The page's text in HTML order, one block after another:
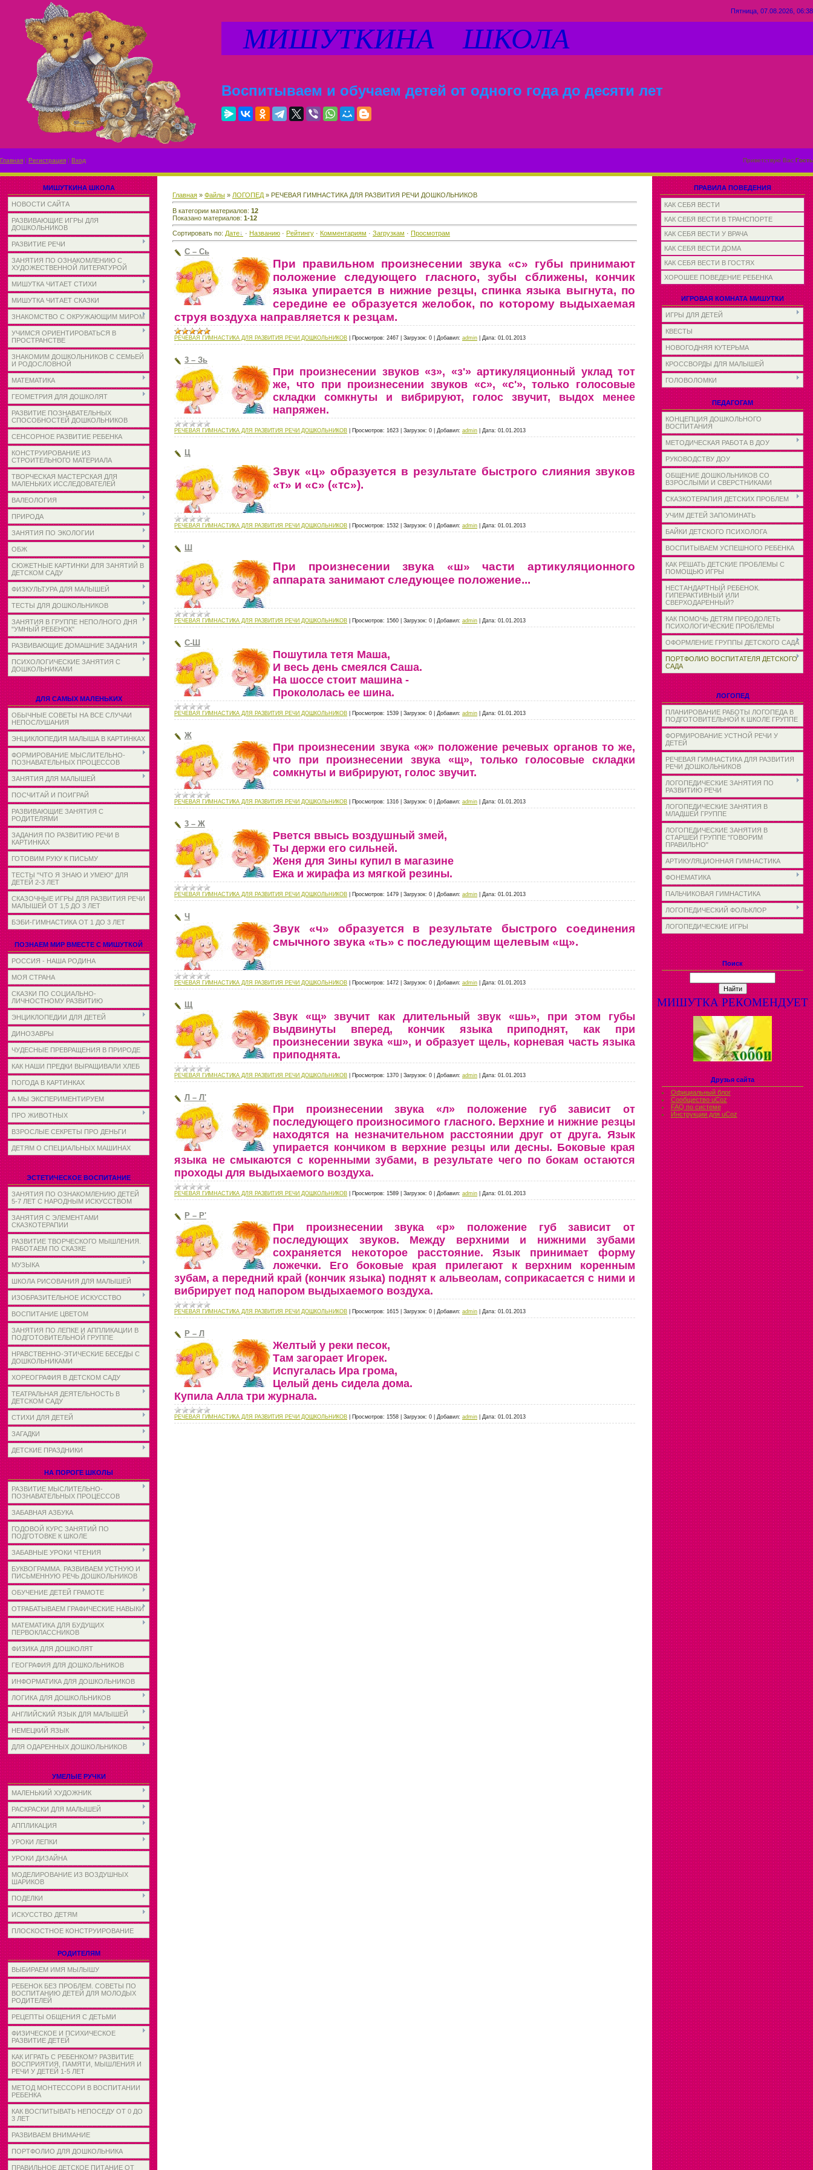
Пятница, 07.08.2026, 06:38
МИШУТКИНА ШКОЛА
Воспитываем и обучаем детей от одного года до десяти лет
Главная | Регистрация | Вход Приветствую Вас Гость
МИШУТКИНА ШКОЛА
НОВОСТИ САЙТА
РАЗВИВАЮЩИЕ ИГРЫ ДЛЯ
ДОШКОЛЬНИКОВ
РАЗВИТИЕ РЕЧИ
ЗАНЯТИЯ ПО ОЗНАКОМЛЕНИЮ С
ХУДОЖЕСТВЕННОЙ ЛИТЕРАТУРОЙ
МИШУТКА ЧИТАЕТ СТИХИ
МИШУТКА ЧИТАЕТ СКАЗКИ
ЗНАКОМСТВО С ОКРУЖАЮЩИМ МИРОМ
УЧИМСЯ ОРИЕНТИРОВАТЬСЯ В
ПРОСТРАНСТВЕ
ЗНАКОМИМ ДОШКОЛЬНИКОВ С СЕМЬЕЙ
И РОДОСЛОВНОЙ
МАТЕМАТИКА
ГЕОМЕТРИЯ ДЛЯ ДОШКОЛЯТ
РАЗВИТИЕ ПОЗНАВАТЕЛЬНЫХ
СПОСОБНОСТЕЙ ДОШКОЛЬНИКОВ
СЕНСОРНОЕ РАЗВИТИЕ РЕБЕНКА
КОНСТРУИРОВАНИЕ ИЗ
СТРОИТЕЛЬНОГО МАТЕРИАЛА
ТВОРЧЕСКАЯ МАСТЕРСКАЯ ДЛЯ
МАЛЕНЬКИХ ИССЛЕДОВАТЕЛЕЙ
ВАЛЕОЛОГИЯ
ПРИРОДА
ЗАНЯТИЯ ПО ЭКОЛОГИИ
ОБЖ
СЮЖЕТНЫЕ КАРТИНКИ ДЛЯ ЗАНЯТИЙ В
ДЕТСКОМ САДУ
ФИЗКУЛЬТУРА ДЛЯ МАЛЫШЕЙ
ТЕСТЫ ДЛЯ ДОШКОЛЬНИКОВ
ЗАНЯТИЯ В ГРУППЕ НЕПОЛНОГО ДНЯ
"УМНЫЙ РЕБЕНОК"
РАЗВИВАЮЩИЕ ДОМАШНИЕ ЗАДАНИЯ
ПСИХОЛОГИЧЕСКИЕ ЗАНЯТИЯ С
ДОШКОЛЬНИКАМИ
ДЛЯ САМЫХ МАЛЕНЬКИХ
ОБЫЧНЫЕ СОВЕТЫ НА ВСЕ СЛУЧАИ
НЕПОСЛУШАНИЯ
ЭНЦИКЛОПЕДИЯ МАЛЫША В КАРТИНКАХ
ФОРМИРОВАНИЕ МЫСЛИТЕЛЬНО-
ПОЗНАВАТЕЛЬНЫХ ПРОЦЕССОВ
ЗАНЯТИЯ ДЛЯ МАЛЫШЕЙ
ПОСЧИТАЙ И ПОИГРАЙ
РАЗВИВАЮЩИЕ ЗАНЯТИЯ С
РОДИТЕЛЯМИ
ЗАДАНИЯ ПО РАЗВИТИЮ РЕЧИ В
КАРТИНКАХ
ГОТОВИМ РУКУ К ПИСЬМУ
ТЕСТЫ "ЧТО Я ЗНАЮ И УМЕЮ" ДЛЯ
ДЕТЕЙ 2-3 ЛЕТ
СКАЗОЧНЫЕ ИГРЫ ДЛЯ РАЗВИТИЯ РЕЧИ
МАЛЫШЕЙ ОТ 1,5 ДО 3 ЛЕТ
БЭБИ-ГИМНАСТИКА ОТ 1 ДО 3 ЛЕТ
ПОЗНАЕМ МИР ВМЕСТЕ С МИШУТКОЙ
РОССИЯ - НАША РОДИНА
МОЯ СТРАНА
СКАЗКИ ПО СОЦИАЛЬНО-
ЛИЧНОСТНОМУ РАЗВИТИЮ
ЭНЦИКЛОПЕДИИ ДЛЯ ДЕТЕЙ
ДИНОЗАВРЫ
ЧУДЕСНЫЕ ПРЕВРАЩЕНИЯ В ПРИРОДЕ
КАК НАШИ ПРЕДКИ ВЫРАЩИВАЛИ ХЛЕБ
ПОГОДА В КАРТИНКАХ
А МЫ ЭКСПЕРИМЕНТИРУЕМ
ПРО ЖИВОТНЫХ
ВЗРОСЛЫЕ СЕКРЕТЫ ПРО ДЕНЬГИ
ДЕТЯМ О СПЕЦИАЛЬНЫХ МАШИНАХ
ЭСТЕТИЧЕСКОЕ ВОСПИТАНИЕ
ЗАНЯТИЯ ПО ОЗНАКОМЛЕНИЮ ДЕТЕЙ
5-7 ЛЕТ С НАРОДНЫМ ИСКУССТВОМ
ЗАНЯТИЯ С ЭЛЕМЕНТАМИ
СКАЗКОТЕРАПИИ
РАЗВИТИЕ ТВОРЧЕСКОГО МЫШЛЕНИЯ.
РАБОТАЕМ ПО СКАЗКЕ
МУЗЫКА
ШКОЛА РИСОВАНИЯ ДЛЯ МАЛЫШЕЙ
ИЗОБРАЗИТЕЛЬНОЕ ИСКУССТВО
ВОСПИТАНИЕ ЦВЕТОМ
ЗАНЯТИЯ ПО ЛЕПКЕ И АППЛИКАЦИИ В
ПОДГОТОВИТЕЛЬНОЙ ГРУППЕ
НРАВСТВЕННО-ЭТИЧЕСКИЕ БЕСЕДЫ С
ДОШКОЛЬНИКАМИ
ХОРЕОГРАФИЯ В ДЕТСКОМ САДУ
ТЕАТРАЛЬНАЯ ДЕЯТЕЛЬНОСТЬ В
ДЕТСКОМ САДУ
СТИХИ ДЛЯ ДЕТЕЙ
ЗАГАДКИ
ДЕТСКИЕ ПРАЗДНИКИ
НА ПОРОГЕ ШКОЛЫ
РАЗВИТИЕ МЫСЛИТЕЛЬНО-
ПОЗНАВАТЕЛЬНЫХ ПРОЦЕССОВ
ЗАБАВНАЯ АЗБУКА
ГОДОВОЙ КУРС ЗАНЯТИЙ ПО
ПОДГОТОВКЕ К ШКОЛЕ
ЗАБАВНЫЕ УРОКИ ЧТЕНИЯ
БУКВОГРАММА. РАЗВИВАЕМ УСТНУЮ И
ПИСЬМЕННУЮ РЕЧЬ ДОШКОЛЬНИКОВ
ОБУЧЕНИЕ ДЕТЕЙ ГРАМОТЕ
ОТРАБАТЫВАЕМ ГРАФИЧЕСКИЕ НАВЫКИ
МАТЕМАТИКА ДЛЯ БУДУЩИХ
ПЕРВОКЛАССНИКОВ
ФИЗИКА ДЛЯ ДОШКОЛЯТ
ГЕОГРАФИЯ ДЛЯ ДОШКОЛЬНИКОВ
ИНФОРМАТИКА ДЛЯ ДОШКОЛЬНИКОВ
ЛОГИКА ДЛЯ ДОШКОЛЬНИКОВ
АНГЛИЙСКИЙ ЯЗЫК ДЛЯ МАЛЫШЕЙ
НЕМЕЦКИЙ ЯЗЫК
ДЛЯ ОДАРЕННЫХ ДОШКОЛЬНИКОВ
УМЕЛЫЕ РУЧКИ
МАЛЕНЬКИЙ ХУДОЖНИК
РАСКРАСКИ ДЛЯ МАЛЫШЕЙ
АППЛИКАЦИЯ
УРОКИ ЛЕПКИ
УРОКИ ДИЗАЙНА
МОДЕЛИРОВАНИЕ ИЗ ВОЗДУШНЫХ
ШАРИКОВ
ПОДЕЛКИ
ИСКУССТВО ДЕТЯМ
ПЛОСКОСТНОЕ КОНСТРУИРОВАНИЕ
РОДИТЕЛЯМ
ВЫБИРАЕМ ИМЯ МЫЛЫШУ
РЕБЕНОК БЕЗ ПРОБЛЕМ. СОВЕТЫ ПО
ВОСПИТАНИЮ ДЕТЕЙ ДЛЯ МОЛОДЫХ
РОДИТЕЛЕЙ
РЕЦЕПТЫ ОБЩЕНИЯ С ДЕТЬМИ
ФИЗИЧЕСКОЕ И ПСИХИЧЕСКОЕ
РАЗВИТИЕ ДЕТЕЙ
КАК ИГРАТЬ С РЕБЕНКОМ? РАЗВИТИЕ
ВОСПРИЯТИЯ, ПАМЯТИ, МЫШЛЕНИЯ И
РЕЧИ У ДЕТЕЙ 1-5 ЛЕТ
МЕТОД МОНТЕССОРИ В ВОСПИТАНИИ
РЕБЕНКА
КАК ВОСПИТЫВАТЬ НЕПОСЕДУ ОТ 0 ДО
3 ЛЕТ
РАЗВИВАЕМ ВНИМАНИЕ
ПОРТФОЛИО ДЛЯ ДОШКОЛЬНИКА
ПРАВИЛЬНОЕ ДЕТСКОЕ ПИТАНИЕ ОТ
Главная » Файлы » ЛОГОПЕД » РЕЧЕВАЯ ГИМНАСТИКА ДЛЯ РАЗВИТИЯ РЕЧИ ДОШКОЛЬНИКОВ
В категории материалов: 12
Показано материалов: 1-12
Сортировать по: Дате · Названию · Рейтингу · Комментариям · Загрузкам · Просмотрам
С – Сь
При правильном произнесении звука «с» губы принимают
положение следующего гласного, зубы сближены, кончик
языка упирается в нижние резцы, спинка языка выгнута, по
середине ее образуется желобок, по которому выдыхаемая
струя воздуха направляется к резцам.
РЕЧЕВАЯ ГИМНАСТИКА ДЛЯ РАЗВИТИЯ РЕЧИ ДОШКОЛЬНИКОВ Просмотров: 2467 Загрузок: 0 Добавил: admin Дата: 01.01.2013
3 – Зь
При произнесении звуков «з», «з'» артикуляционный уклад тот
же, что при произнесении звуков «с», «с'», только голосовые
складки сомкнуты и вибрируют, голос звучит, выдох менее
напряжен.
РЕЧЕВАЯ ГИМНАСТИКА ДЛЯ РАЗВИТИЯ РЕЧИ ДОШКОЛЬНИКОВ Просмотров: 1623 Загрузок: 0 Добавил: admin Дата: 01.01.2013
Ц
Звук «ц» образуется в результате быстрого слияния звуков
«т» и «с» («тс»).
РЕЧЕВАЯ ГИМНАСТИКА ДЛЯ РАЗВИТИЯ РЕЧИ ДОШКОЛЬНИКОВ Просмотров: 1532 Загрузок: 0 Добавил: admin Дата: 01.01.2013
Ш
При произнесении звука «ш» части артикуляционного
аппарата занимают следующее положение...
РЕЧЕВАЯ ГИМНАСТИКА ДЛЯ РАЗВИТИЯ РЕЧИ ДОШКОЛЬНИКОВ Просмотров: 1560 Загрузок: 0 Добавил: admin Дата: 01.01.2013
С-Ш
Пошутила тетя Маша,
И весь день смеялся Саша.
На шоссе стоит машина -
Прокололась ее шина.
РЕЧЕВАЯ ГИМНАСТИКА ДЛЯ РАЗВИТИЯ РЕЧИ ДОШКОЛЬНИКОВ Просмотров: 1539 Загрузок: 0 Добавил: admin Дата: 01.01.2013
Ж
При произнесении звука «ж» положение речевых органов то же,
что при произнесении звука «щ», только голосовые складки
сомкнуты и вибрируют, голос звучит.
РЕЧЕВАЯ ГИМНАСТИКА ДЛЯ РАЗВИТИЯ РЕЧИ ДОШКОЛЬНИКОВ Просмотров: 1316 Загрузок: 0 Добавил: admin Дата: 01.01.2013
3 – Ж
Рвется ввысь воздушный змей,
Ты держи его сильней.
Женя для Зины купил в магазине
Ежа и жирафа из мягкой резины.
РЕЧЕВАЯ ГИМНАСТИКА ДЛЯ РАЗВИТИЯ РЕЧИ ДОШКОЛЬНИКОВ Просмотров: 1479 Загрузок: 0 Добавил: admin Дата: 01.01.2013
Ч
Звук «ч» образуется в результате быстрого соединения
смычного звука «ть» с последующим щелевым «щ».
РЕЧЕВАЯ ГИМНАСТИКА ДЛЯ РАЗВИТИЯ РЕЧИ ДОШКОЛЬНИКОВ Просмотров: 1472 Загрузок: 0 Добавил: admin Дата: 01.01.2013
Щ
Звук «щ» звучит как длительный звук «шь», при этом губы
выдвинуты вперед, кончик языка приподнят, как при
произнесении звука «ш», и образует щель, корневая часть языка
приподнята.
РЕЧЕВАЯ ГИМНАСТИКА ДЛЯ РАЗВИТИЯ РЕЧИ ДОШКОЛЬНИКОВ Просмотров: 1370 Загрузок: 0 Добавил: admin Дата: 01.01.2013
Л – Л'
При произнесении звука «л» положение губ зависит от
последующего произносимого гласного. Верхние и нижние резцы
находятся на незначительном расстоянии друг от друга. Язык
упирается кончиком в верхние резцы или десны. Боковые края
языка не смыкаются с коренными зубами, в результате чего по бокам остаются
проходы для выдыхаемого воздуха.
РЕЧЕВАЯ ГИМНАСТИКА ДЛЯ РАЗВИТИЯ РЕЧИ ДОШКОЛЬНИКОВ Просмотров: 1589 Загрузок: 0 Добавил: admin Дата: 01.01.2013
Р – Р'
При произнесении звука «р» положение губ зависит от
последующих звуков. Между верхними и нижними зубами
сохраняется некоторое расстояние. Язык принимает форму
ложечки. Его боковые края прилегают к верхним коренным
зубам, а передний край (кончик языка) поднят к альвеолам, соприкасается с ними и
вибрирует под напором выдыхаемого воздуха.
РЕЧЕВАЯ ГИМНАСТИКА ДЛЯ РАЗВИТИЯ РЕЧИ ДОШКОЛЬНИКОВ Просмотров: 1615 Загрузок: 0 Добавил: admin Дата: 01.01.2013
Р – Л
Желтый у реки песок,
Там загорает Игорек.
Испугалась Ира грома,
Целый день сидела дома.
Купила Алла три журнала.
РЕЧЕВАЯ ГИМНАСТИКА ДЛЯ РАЗВИТИЯ РЕЧИ ДОШКОЛЬНИКОВ Просмотров: 1558 Загрузок: 0 Добавил: admin Дата: 01.01.2013
ПРАВИЛА ПОВЕДЕНИЯ
КАК СЕБЯ ВЕСТИ
КАК СЕБЯ ВЕСТИ В ТРАНСПОРТЕ
КАК СЕБЯ ВЕСТИ У ВРАЧА
КАК СЕБЯ ВЕСТИ ДОМА
КАК СЕБЯ ВЕСТИ В ГОСТЯХ
ХОРОШЕЕ ПОВЕДЕНИЕ РЕБЕНКА
ИГРОВАЯ КОМНАТА МИШУТКИ
ИГРЫ ДЛЯ ДЕТЕЙ
КВЕСТЫ
НОВОГОДНЯЯ КУТЕРЬМА
КРОССВОРДЫ ДЛЯ МАЛЫШЕЙ
ГОЛОВОЛОМКИ
ПЕДАГОГАМ
КОНЦЕПЦИЯ ДОШКОЛЬНОГО
ВОСПИТАНИЯ
МЕТОДИЧЕСКАЯ РАБОТА В ДОУ
РУКОВОДСТВУ ДОУ
ОБЩЕНИЕ ДОШКОЛЬНИКОВ СО
ВЗРОСЛЫМИ И СВЕРСТНИКАМИ
СКАЗКОТЕРАПИЯ ДЕТСКИХ ПРОБЛЕМ
УЧИМ ДЕТЕЙ ЗАПОМИНАТЬ
БАЙКИ ДЕТСКОГО ПСИХОЛОГА
ВОСПИТЫВАЕМ УСПЕШНОГО РЕБЕНКА
КАК РЕШАТЬ ДЕТСКИЕ ПРОБЛЕМЫ С
ПОМОЩЬЮ ИГРЫ
НЕСТАНДАРТНЫЙ РЕБЕНОК.
ГИПЕРАКТИВНЫЙ ИЛИ
СВЕРХОДАРЕННЫЙ?
КАК ПОМОЧЬ ДЕТЯМ ПРЕОДОЛЕТЬ
ПСИХОЛОГИЧЕСКИЕ ПРОБЛЕМЫ
ОФОРМЛЕНИЕ ГРУППЫ ДЕТСКОГО САДА
ПОРТФОЛИО ВОСПИТАТЕЛЯ ДЕТСКОГО
САДА
ЛОГОПЕД
ПЛАНИРОВАНИЕ РАБОТЫ ЛОГОПЕДА В
ПОДГОТОВИТЕЛЬНОЙ К ШКОЛЕ ГРУППЕ
ФОРМИРОВАНИЕ УСТНОЙ РЕЧИ У
ДЕТЕЙ
РЕЧЕВАЯ ГИМНАСТИКА ДЛЯ РАЗВИТИЯ
РЕЧИ ДОШКОЛЬНИКОВ
ЛОГОПЕДИЧЕСКИЕ ЗАНЯТИЯ ПО
РАЗВИТИЮ РЕЧИ
ЛОГОПЕДИЧЕСКИЕ ЗАНЯТИЯ В
МЛАДШЕЙ ГРУППЕ
ЛОГОПЕДИЧЕСКИЕ ЗАНЯТИЯ В
СТАРШЕЙ ГРУППЕ "ГОВОРИМ
ПРАВИЛЬНО"
АРТИКУЛЯЦИОННАЯ ГИМНАСТИКА
ФОНЕМАТИКА
ПАЛЬЧИКОВАЯ ГИМНАСТИКА
ЛОГОПЕДИЧЕСКИЙ ФОЛЬКЛОР
ЛОГОПЕДИЧЕСКИЕ ИГРЫ
Поиск
МИШУТКА РЕКОМЕНДУЕТ
Друзья сайта
Официальный блог
Сообщество uCoz
FAQ по системе
Инструкции для uCoz